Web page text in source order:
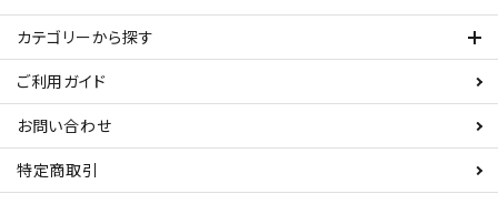
カテゴリーから探す
ご利用ガイド
お問い合わせ
特定商取引